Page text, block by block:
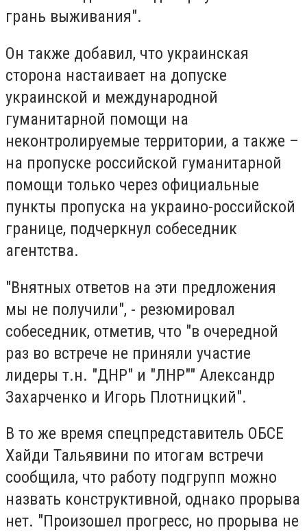
грань выживания".
Он также добавил, что украинская
сторона настаивает на допуске
украинской и международной
гуманитарной помощи на
неконтролируемые территории, а также –
на пропуске российской гуманитарной
помощи только через официальные
пункты пропуска на украино-российской
границе, подчеркнул собеседник
агентства.
"Внятных ответов на эти предложения
мы не получили", - резюмировал
собеседник, отметив, что "в очередной
раз во встрече не приняли участие
лидеры т.н. "ДНР" и "ЛНР"" Александр
Захарченко и Игорь Плотницкий".
В то же время спецпредставитель ОБСЕ
Хайди Тальявини по итогам встречи
сообщила, что работу подгрупп можно
назвать конструктивной, однако прорыва
нет. "Произошел прогресс, но прорыва не